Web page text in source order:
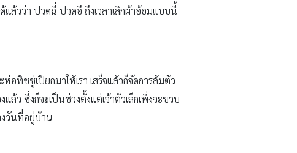
แล้วว่า ปวดฉี่ ปวดอึ ถึงเวลาเลิกผ้าอ้อมแบบนี้
ทิชชู่เปียกมาให้เรา เสร็จแล้วก็จัดการล้มตัว
ว ซึ่งก็จะเป็นช่วงตั้งแต่เจ้าตัวเล็กเพิ่งจะขวบ
งวันที่อยู่บ้าน